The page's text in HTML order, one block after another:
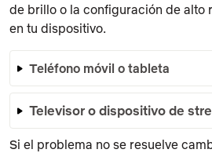
de brillo o la configuración de alto
en tu dispositivo.
Teléfono móvil o tableta
Televisor o dispositivo de
Si el problema no se resuelve